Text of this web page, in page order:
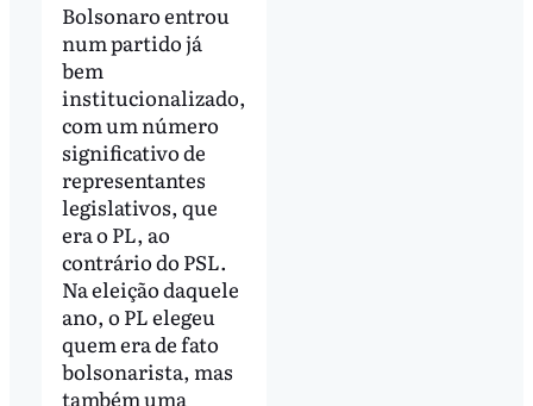
Bolsonaro entrou
num partido já
bem
institucionalizado,
com um número
significativo de
representantes
legislativos, que
era o PL, ao
contrário do PSL.
Na eleição daquele
ano, o PL elegeu
quem era de fato
bolsonarista, mas
também uma